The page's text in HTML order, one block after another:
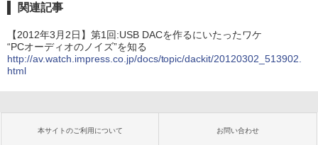
関連記事
【2012年3月2日】第1回:USB DACを作るにいたったワケ
“PCオーディオのノイズ”を知る
http://av.watch.impress.co.jp/docs/topic/dackit/20120302_513902.
html
本サイトのご利用について お問い合わせ